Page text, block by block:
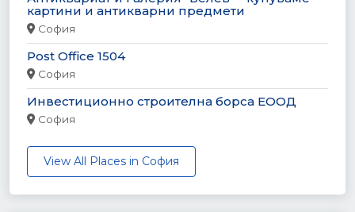
картини и антикварни предмети
София
Post Office 1504
София
Инвестиционно строителна борса ЕООД
София
View All Places in София